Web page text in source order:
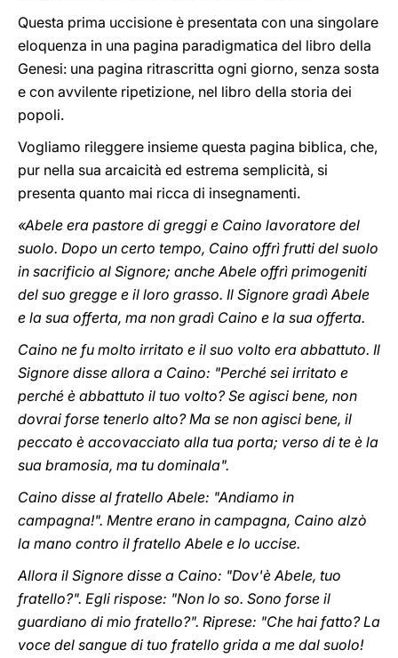
Questa prima uccisione è presentata con una singolare
eloquenza in una pagina paradigmatica del libro della
Genesi: una pagina ritrascritta ogni giorno, senza sosta
e con avvilente ripetizione, nel libro della storia dei
popoli.
Vogliamo rileggere insieme questa pagina biblica, che,
pur nella sua arcaicità ed estrema semplicità, si
presenta quanto mai ricca di insegnamenti.
«Abele era pastore di greggi e Caino lavoratore del
suolo. Dopo un certo tempo, Caino offrì frutti del suolo
in sacrificio al Signore; anche Abele offrì primogeniti
del suo gregge e il loro grasso. Il Signore gradì Abele
e la sua offerta, ma non gradì Caino e la sua offerta.
Caino ne fu molto irritato e il suo volto era abbattuto. Il
Signore disse allora a Caino: "Perché sei irritato e
perché è abbattuto il tuo volto? Se agisci bene, non
dovrai forse tenerlo alto? Ma se non agisci bene, il
peccato è accovacciato alla tua porta; verso di te è la
sua bramosia, ma tu dominala".
Caino disse al fratello Abele: "Andiamo in
campagna!". Mentre erano in campagna, Caino alzò
la mano contro il fratello Abele e lo uccise.
Allora il Signore disse a Caino: "Dov'è Abele, tuo
fratello?". Egli rispose: "Non lo so. Sono forse il
guardiano di mio fratello?". Riprese: "Che hai fatto? La
voce del sangue di tuo fratello grida a me dal suolo!